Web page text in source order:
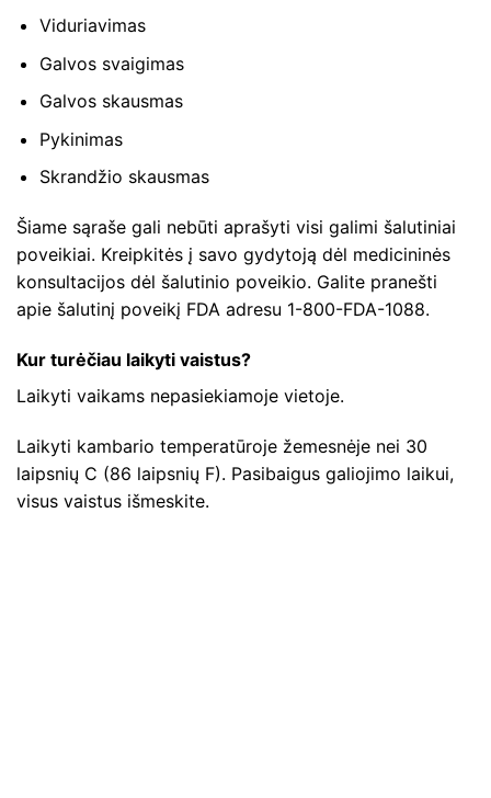
Viduriavimas
Galvos svaigimas
Galvos skausmas
Pykinimas
Skrandžio skausmas
Šiame sąraše gali nebūti aprašyti visi galimi šalutiniai
poveikiai. Kreipkitės į savo gydytoją dėl medicininės
konsultacijos dėl šalutinio poveikio. Galite pranešti
apie šalutinį poveikį FDA adresu 1-800-FDA-1088.
Kur turėčiau laikyti vaistus?
Laikyti vaikams nepasiekiamoje vietoje.
Laikyti kambario temperatūroje žemesnėje nei 30
laipsnių C (86 laipsnių F). Pasibaigus galiojimo laikui,
visus vaistus išmeskite.